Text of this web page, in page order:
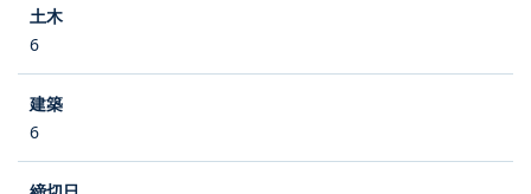
6
6